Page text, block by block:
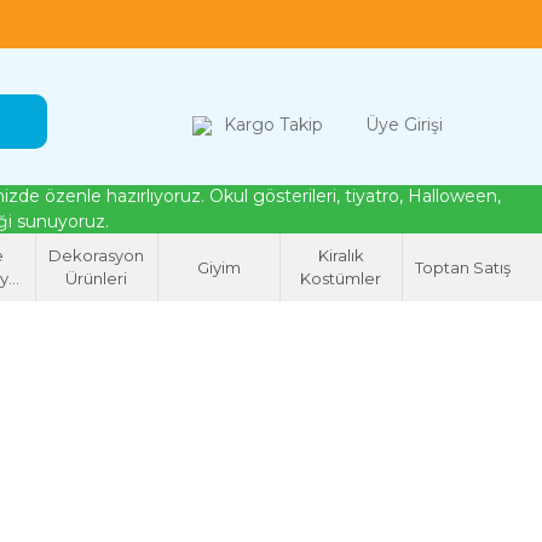
Kargo Takip Üye Girişi
özenle hazırlıyoruz. Okul gösterileri, tiyatro, Halloween,
sunuyoruz.
Dekorasyon
Ürünleri
Giyim
Kiralık
Kostümler
Toptan Satış